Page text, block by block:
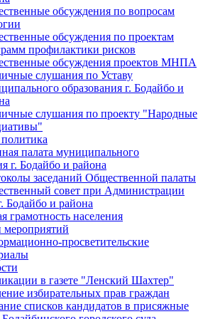
обсуждения по вопросам
обсуждения по проектам
профилактики рисков
обсуждения проектов МНПА
слушания по Уставу
образования г. Бодайбо и
слушания по проекту "Народные
палата муниципального
г. Бодайбо и района
заседаний Общественной палаты
совет при Администрации
Бодайбо и района
грамотность населения
мероприятий
просветительские
в газете "Ленский Шахтер"
избирательных прав граждан
списков кандидатов в присяжные